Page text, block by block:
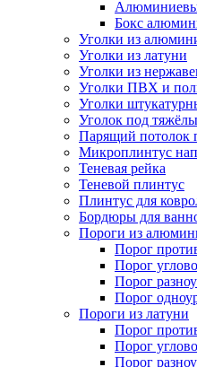
Бокс
Уголки из
Уголки из латуни
Уголки из
Уголки ПВХ и
Уголки
Уголок под
Парящий потолок
Микроплинтус
Теневая рейка
Теневой плинтус
Плинтус для
Бордюры для
Пороги из
Порог
Порог
Порог
Порог
Пороги из латуни
Порог
Порог
Порог